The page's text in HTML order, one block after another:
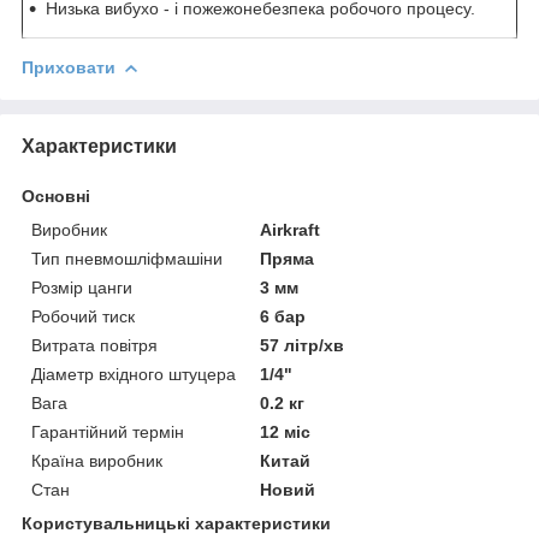
Низька вибухо - і пожежонебезпека робочого процесу.
Приховати
Характеристики
Основні
Виробник
Airkraft
Тип пневмошліфмашіни
Пряма
Розмір цанги
3 мм
Робочий тиск
6 бар
Витрата повітря
57 літр/хв
Діаметр вхідного штуцера
1/4"
Вага
0.2 кг
Гарантійний термін
12 міс
Країна виробник
Китай
Стан
Новий
Користувальницькі характеристики